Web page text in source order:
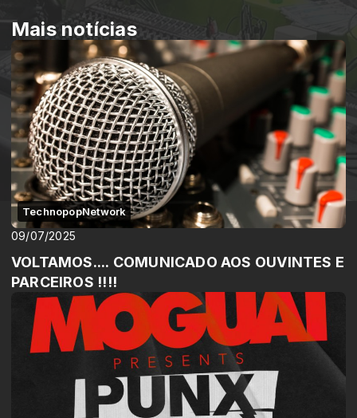
Mais notícias
TechnopopNetwork
09/07/2025
VOLTAMOS.... COMUNICADO AOS OUVINTES E
PARCEIROS !!!!